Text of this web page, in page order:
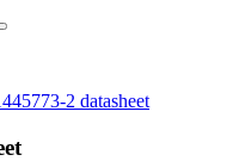
2 datasheet